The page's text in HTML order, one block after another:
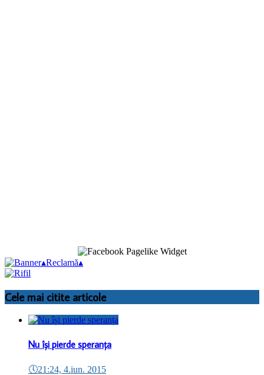
▴Reclamă▴
Cele mai citite articole
Nu își pierde speranța
🕔21:24, 4.iun. 2015